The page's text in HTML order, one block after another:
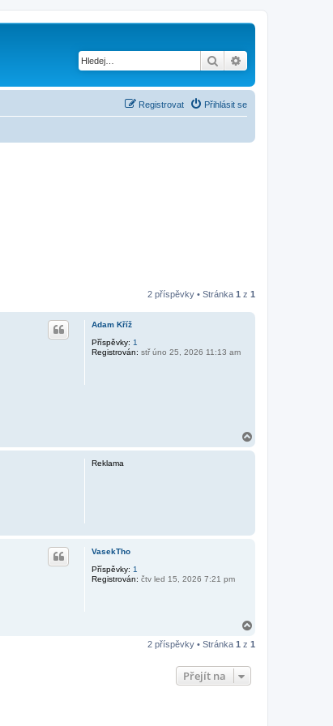
Hledat
Přihlásit se
Registrovat
2 příspěvky • Stránka 1 z 1
Adam Kříž
Příspěvky: 1
Registrován: stř úno 25, 2026 11:13 am
Reklama
VasekTho
Příspěvky: 1
Registrován: čtv led 15, 2026 7:21 pm
h
2 příspěvky • Stránka 1 z 1
Přejít na